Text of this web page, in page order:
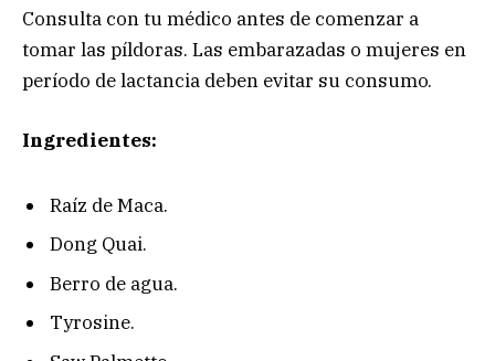
Consulta con tu médico antes de comenzar a
tomar las píldoras. Las embarazadas o mujeres en
período de lactancia deben evitar su consumo.
Ingredientes:
Raíz de Maca.
Dong Quai.
Berro de agua.
Tyrosine.